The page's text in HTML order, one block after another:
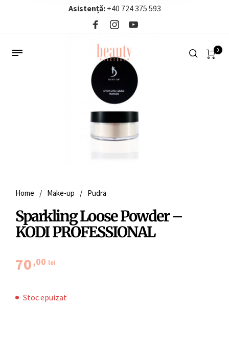
Asistență: +40 724 375 593‬
0
Home / Make-up / Pudra
Sparkling Loose Powder –
KODI PROFESSIONAL
70,00 lei
Stoc epuizat